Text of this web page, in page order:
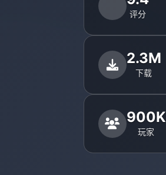
评分
2.3M
下载
900K
玩家